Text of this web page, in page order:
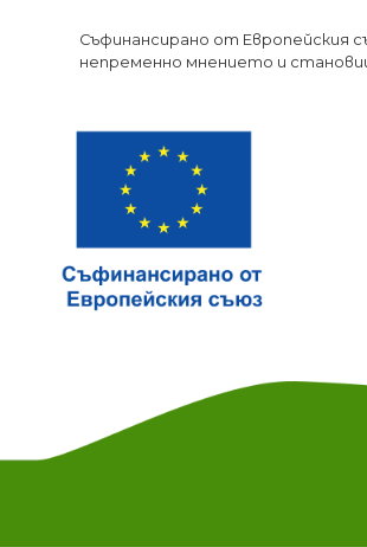
Съфинансирано от Европейския
непременно мнението и